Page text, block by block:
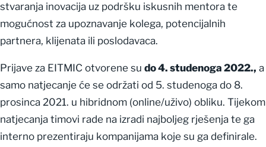
stvaranja inovacija uz podršku iskusnih mentora te
mogućnost za upoznavanje kolega, potencijalnih
partnera, klijenata ili poslodavaca.
Prijave za EITMIC otvorene su do 4. studenoga 2022., a
samo natjecanje će se održati od 5. studenoga do 8.
prosinca 2021. u hibridnom (online/uživo) obliku. Tijekom
natjecanja timovi rade na izradi najboljeg rješenja te ga
interno prezentiraju kompanijama koje su ga definirale.